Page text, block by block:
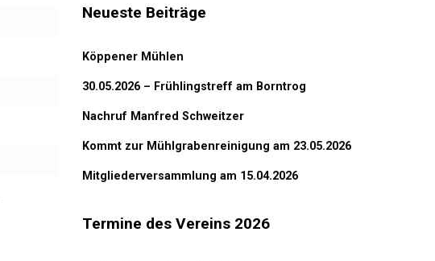
Neueste Beiträge
Köppener Mühlen
30.05.2026 – Frühlingstreff am Borntrog
Nachruf Manfred Schweitzer
Kommt zur Mühlgrabenreinigung am 23.05.2026
Mitgliederversammlung am 15.04.2026
Termine des Vereins 2026